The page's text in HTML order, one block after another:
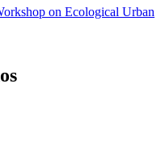
on Ecological Urban